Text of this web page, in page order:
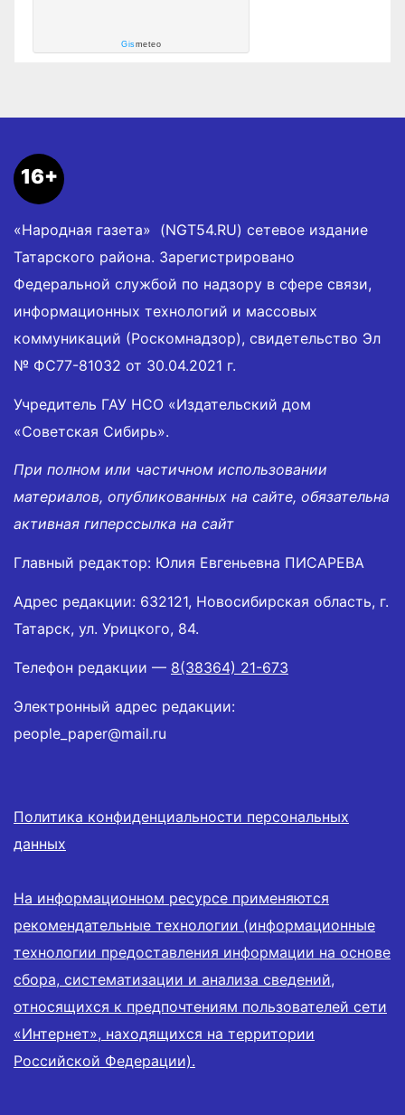
Gismeteo
16+
«Народная газета» (NGT54.RU) сетевое издание
Татарского района. Зарегистрировано
Федеральной службой по надзору в сфере связи,
информационных технологий и массовых
коммуникаций (Роскомнадзор), свидетельство Эл
№ ФС77-81032 от 30.04.2021 г.
Учредитель ГАУ НСО «Издательский дом
«Советская Сибирь».
При полном или частичном использовании
материалов, опубликованных на сайте, обязательна
активная гиперссылка на сайт
Главный редактор: Юлия Евгеньевна ПИСАРЕВА
Адрес редакции: 632121, Новосибирская область, г.
Татарск, ул. Урицкого, 84.
Телефон редакции — 8(38364) 21-673
Электронный адрес редакции:
people_paper@mail.ru
Политика конфиденциальности персональных
данных
На информационном ресурсе применяются
рекомендательные технологии (информационные
технологии предоставления информации на основе
сбора, систематизации и анализа сведений,
относящихся к предпочтениям пользователей сети
«Интернет», находящихся на территории
Российской Федерации).